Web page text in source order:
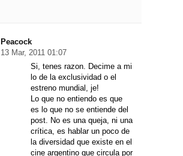
Peacock
13 Mar, 2011 01:07
Si, tenes razon. Decime a mi
lo de la exclusividad o el
estreno mundial, je!
Lo que no entiendo es que
es lo que no se entiende del
post. No es una queja, ni una
crítica, es hablar un poco de
la diversidad que existe en el
cine argentino que circula por